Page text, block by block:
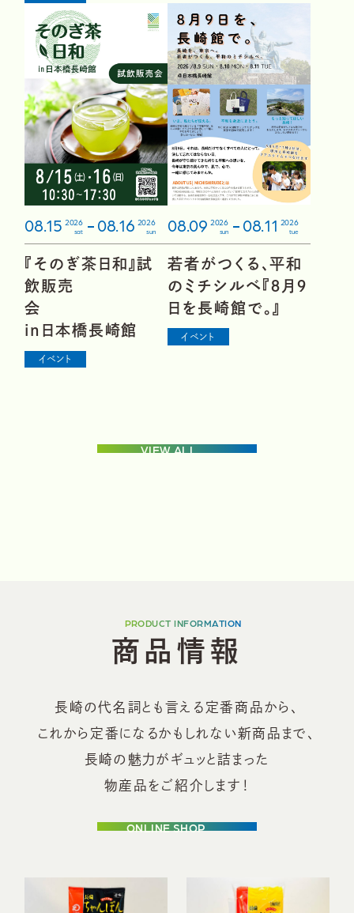
VIEW ALL
08.15 2026
sat 08.16 2026
sun
『そのぎ茶日和』試
飲販売
会
in日本橋長崎館
イベント
08.09 2026
sun 08.11 2026
tue
若者がつくる、平和
のミチシルベ『８月９
日を長崎館で。』
イベント
PRODUCT INFORMATION
商 品 情 報
長崎の代名詞とも言える定番商品から、
これから定番になるかもしれない新商品まで、
長崎の魅力がギュッと詰まった
物産品をご紹介します！
ONLINE SHOP